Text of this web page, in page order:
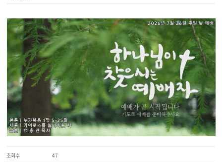
조회수 47